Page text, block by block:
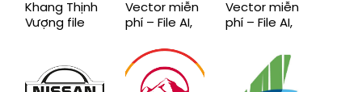
Khang Thịnh
Vượng file
CDR, PNG
chuẩn mới,
Vector miễn
phí – File AI,
SVG, PNG
chuẩn mới
Vector miễn
phí – File AI,
SVG, PNG
chuẩn mới